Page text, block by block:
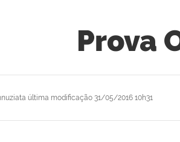
Prova
última modificação 31/05/2016 10h31